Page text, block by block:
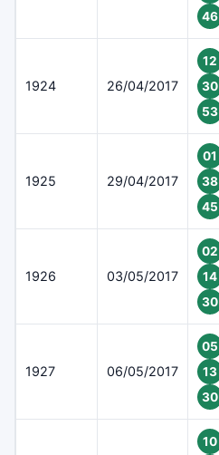
46
1924 26/04/2017
12
30
53
1925 29/04/2017
01
38
45
1926 03/05/2017
02
14
30
1927 06/05/2017
05
13
30
10